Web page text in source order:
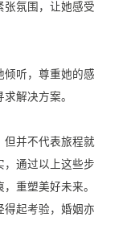
张氛围，让她感受
倾听，尊重她的感
解决方案。
但并不代表旅程就
，通过以上这些步
重塑美好未来。
得起考验，婚姻亦